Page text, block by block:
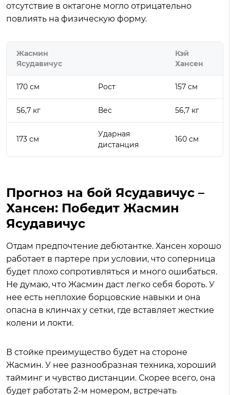
отсутствие в октагоне могло отрицательно
повлиять на физическую форму.
Жасмин
Ясудавичус
Кэй
Хансен
170 см Рост 157 см
56,7 кг Вес 56,7 кг
173 см
Ударная
дистанция
160 см
Прогноз на бой Ясудавичус –
Хансен: Победит Жасмин
Ясудавичус
Отдам предпочтение дебютантке. Хансен хорошо
работает в партере при условии, что соперница
будет плохо сопротивляться и много ошибаться.
Не думаю, что Жасмин даст легко себя бороть. У
нее есть неплохие борцовские навыки и она
опасна в клинчах у сетки, где вставляет жесткие
колени и локти.
В стойке преимущество будет на стороне
Жасмин. У нее разнообразная техника, хороший
тайминг и чувство дистанции. Скорее всего, она
будет работать 2-м номером, встречать